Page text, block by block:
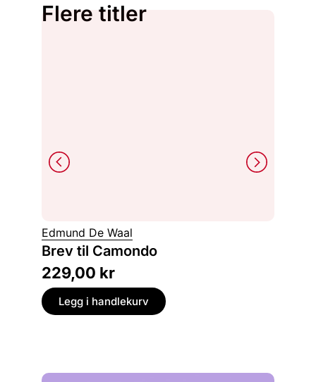
Flere titler
Edmund De Waal
Brev til Camondo
229,00 kr
Legg i handlekurv